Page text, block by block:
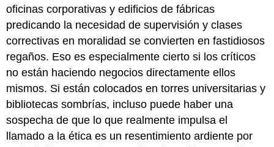
oficinas corporativas y edificios de fábricas
predicando la necesidad de supervisión y clases
correctivas en moralidad se convierten en fastidiosos
regaños. Eso es especialmente cierto si los críticos
no están haciendo negocios directamente ellos
mismos. Si están colocados en torres universitarias y
bibliotecas sombrías, incluso puede haber una
sospecha de que lo que realmente impulsa el
llamado a la ética es un resentimiento ardiente por